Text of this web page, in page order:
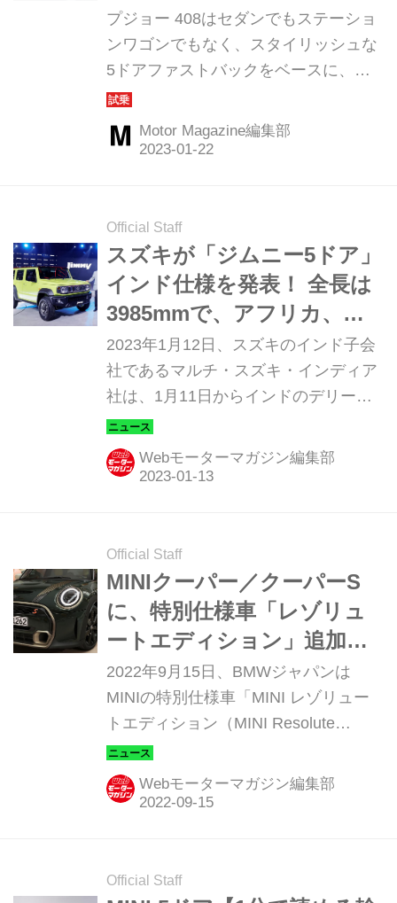
ュ！なのは、カタチだけじ
ゃない」
プジョー 408はセダンでもステーショ
ンワゴンでもなく、スタイリッシュな
5ドアファストバックをベースに、大
径タイヤを装着して車高を上げたまっ
たく新しいエクステリアデザインで登
場した（Motor Magazine2023年2月号
Motor Magazine編集部
Official Staff
スズキが「ジムニー5ドア」
インド仕様を発表！ 全長は
3985mmで、アフリカ、中
南米にも輸出されるため、
日本導入にも期待できるか
も！？
2023年1月12日、スズキのインド子会
社であるマルチ・スズキ・インディア
社は、1月11日からインドのデリー近
郊で開催されている「オートエキスポ
（Auto Expo）2023」で、「ジムニー5
ドア」と「フロンクス」のニューモデ
Webモーターマガジン編集部
Official Staff
MINIクーパー／クーパーS
に、特別仕様車「レゾリュ
ートエディション」追加。
濃緑とブロンズそして白の
カラーコントラストに
2022年9月15日、BMWジャパンは
MINIの特別仕様車「MINI レゾリュー
トエディション（MINI Resolute
Edition）」を発表、3ドアと5ドアそし
てコンバーチブルに設定して販売を開
始した。
Webモーターマガジン編集部
Official Staff